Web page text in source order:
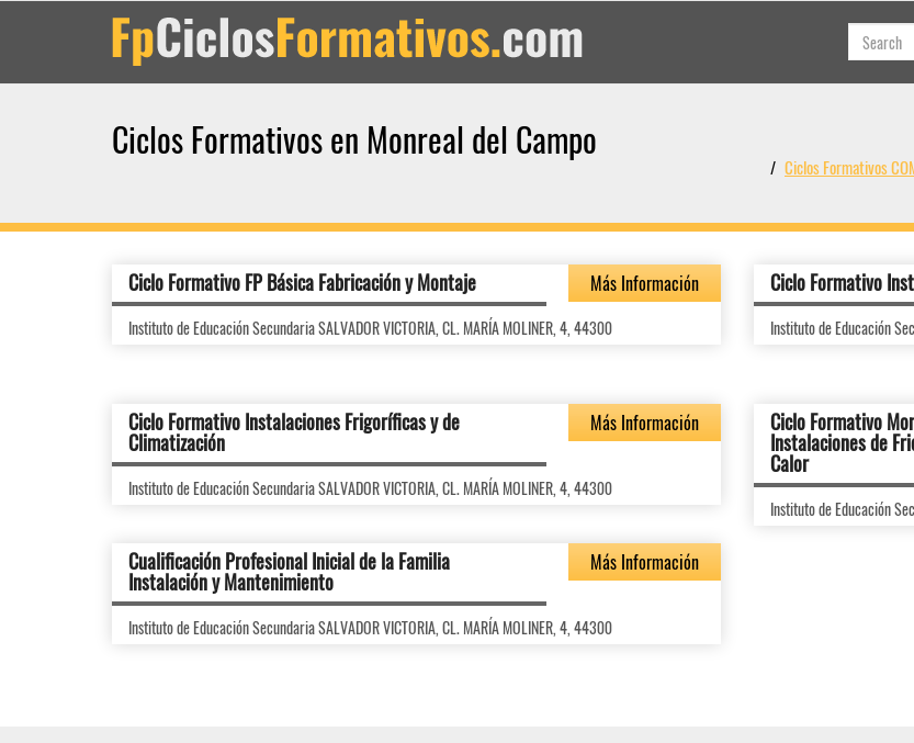
Ciclos Formativos en Monreal del Campo
Ciclos Formativos
Ciclo Formativo FP Básica Fabricación y Montaje Más Información
Instituto de Educación Secundaria SALVADOR VICTORIA, CL. MARÍA MOLINER, 4, 44300
Ciclo Formativo
Instituto de Educación
Ciclo Formativo Instalaciones Frigoríficas y de
Climatización
Más Información
Instituto de Educación Secundaria SALVADOR VICTORIA, CL. MARÍA MOLINER, 4, 44300
Ciclo Formativo
Instalaciones de
Calor
Instituto de Educación
Cualificación Profesional Inicial de la Familia
Instalación y Mantenimiento
Más Información
Instituto de Educación Secundaria SALVADOR VICTORIA, CL. MARÍA MOLINER, 4, 44300